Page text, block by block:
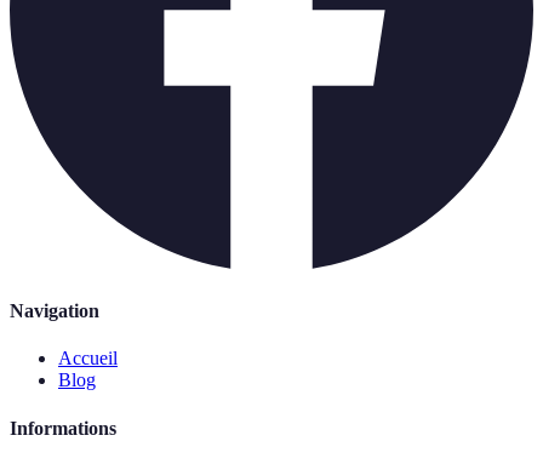
Navigation
Accueil
Blog
Informations